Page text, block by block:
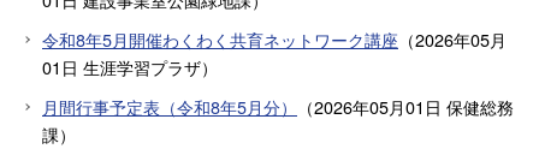
令和8年5月開催わくわく共育ネットワーク講座 （2026年05月
01日 生涯学習プラザ）
月間行事予定表（令和8年5月分）
（2026年05月01日 保健総務
課）